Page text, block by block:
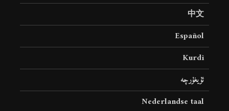
中文
Español
Kurdî
ئۇيغۇرچە
Nederlandse taal